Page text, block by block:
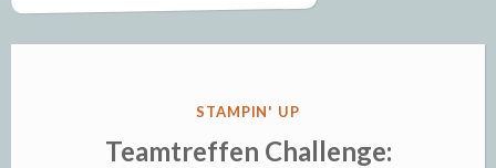
VERÖFFENTLICHT
STAMPIN' UP
Teamtreffen Challenge: